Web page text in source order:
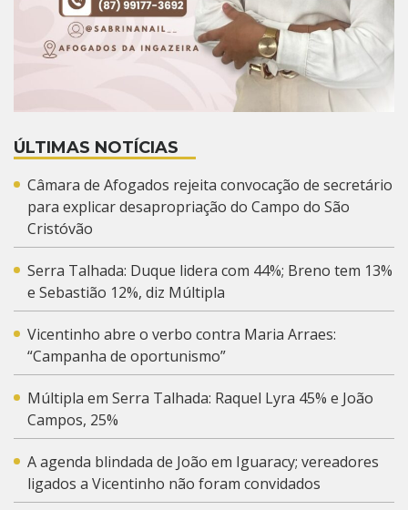
ÚLTIMAS NOTÍCIAS
Câmara de Afogados rejeita convocação de secretário
para explicar desapropriação do Campo do São
Cristóvão
Serra Talhada: Duque lidera com 44%; Breno tem 13%
e Sebastião 12%, diz Múltipla
Vicentinho abre o verbo contra Maria Arraes:
“Campanha de oportunismo”
Múltipla em Serra Talhada: Raquel Lyra 45% e João
Campos, 25%
A agenda blindada de João em Iguaracy; vereadores
ligados a Vicentinho não foram convidados